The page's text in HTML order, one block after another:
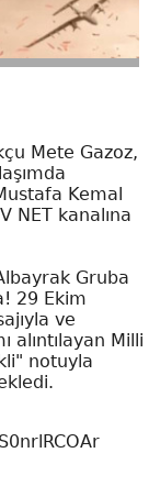
Mete Gazoz,
Kemal
NET kanalına
Gruba
29 Ekim
ve
alıntılayan Milli
notuyla